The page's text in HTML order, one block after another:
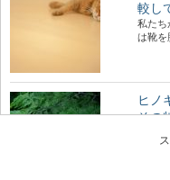
較し
私たち
は靴を
ヒノ
その
ーズ